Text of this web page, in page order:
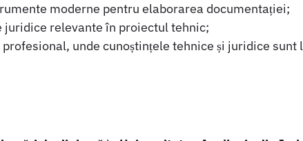
moderne pentru elaborarea documentației;
relevante în proiectul tehnic;
unde cunoștințele tehnice și juridice